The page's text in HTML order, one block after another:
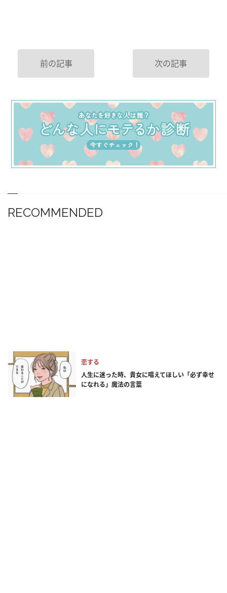
前の記事 次の記事
RECOMMENDED
恋する
人生に迷った時、貴女に唱えてほしい「必ず幸せ
になれる」魔法の言葉